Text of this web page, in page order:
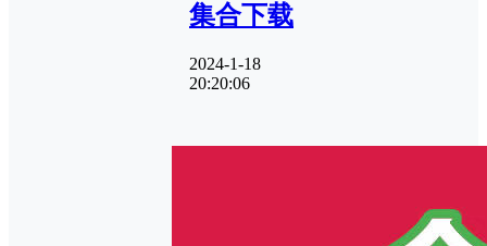
集合下载
2024-1-18
20:20:06